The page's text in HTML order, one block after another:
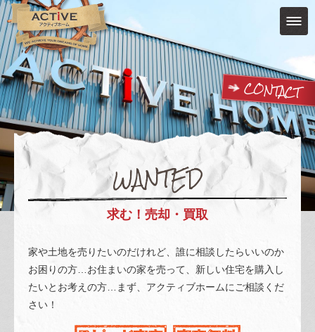
WANTED
求む！売却・買取
家や土地を売りたいのだけれど、誰に相談したらいいのか
お困りの方…お住まいの家を売って、新しい住宅を購入し
たいとお考えの方…まず、アクティブホームにご相談くだ
さい！
CONTACT